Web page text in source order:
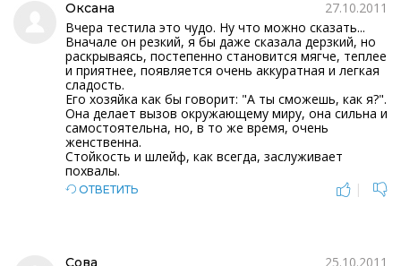
Оксана
27.10.2011
Вчера тестила это чудо. Ну что можно сказать...
Вначале он резкий, я бы даже сказала дерзкий, но
раскрываясь, постепенно становится мягче, теплее
и приятнее, появляется очень аккуратная и легкая
сладость.
Его хозяйка как бы говорит: "А ты сможешь, как я?".
Она делает вызов окружающему миру, она сильна и
самостоятельна, но, в то же время, очень
женственна.
Стойкость и шлейф, как всегда, заслуживает
похвалы.
ОТВЕТИТЬ |
Сова 25.10.2011